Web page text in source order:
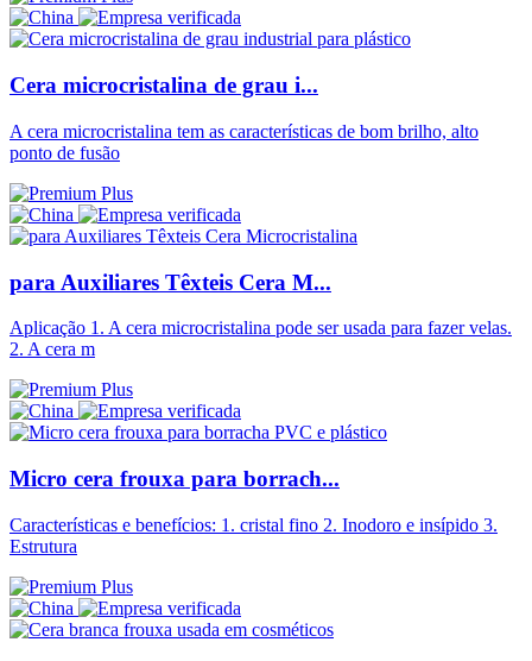
Cera microcristalina de grau i...
A cera microcristalina tem as características de bom brilho, alto
ponto de fusão
para Auxiliares Têxteis Cera M...
Aplicação 1. A cera microcristalina pode ser usada para fazer velas.
2. A cera m
Micro cera frouxa para borrach...
Características e benefícios: 1. cristal fino 2. Inodoro e insípido 3.
Estrutura